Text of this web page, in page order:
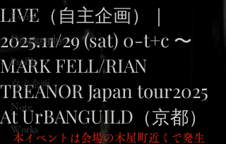
Event
Discography
Profile
自主企画
Note
Works
LIVE（自主企画）｜
2025.11/29 (sat) 0-t+c 〜
MARK FELL/RIAN
TREANOR Japan tour2025
At UrBANGUILD（京都）
本イベントは会場の木屋町近くで発生